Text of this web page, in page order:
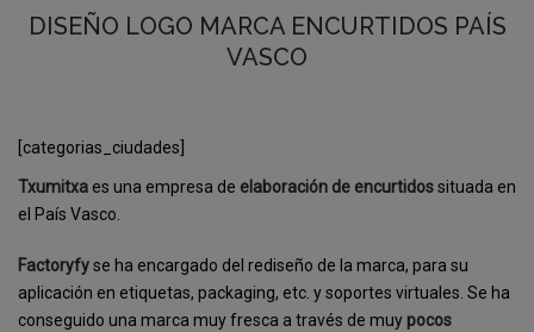
DISEÑO LOGO MARCA ENCURTIDOS PAÍS
VASCO
[categorias_ciudades]
Txumitxa es una empresa de elaboración de encurtidossituada en
el País Vasco.
Factoryfyse ha encargado del rediseño de la marca, para su
aplicación en etiquetas, packaging, etc. y soportes virtuales. Se ha
conseguido una marca muy fresca a través de muy pocos